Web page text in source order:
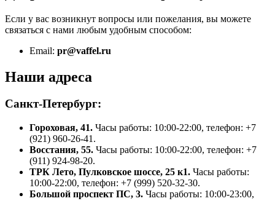
Если у вас возникнут вопросы или пожелания, вы можете
связаться с нами любым удобным способом:
Email: pr@vaffel.ru
Наши адреса
Санкт-Петербург:
Гороховая, 41. Часы работы: 10:00-22:00, телефон: +7
(921) 960-26-41.
Восстания, 55. Часы работы: 10:00-22:00, телефон: +7
(911) 924-98-20.
ТРК Лето, Пулковское шоссе, 25 к1. Часы работы:
10:00-22:00, телефон: +7 (999) 520-32-30.
Большой проспект ПС, 3. Часы работы: 10:00-23:00,